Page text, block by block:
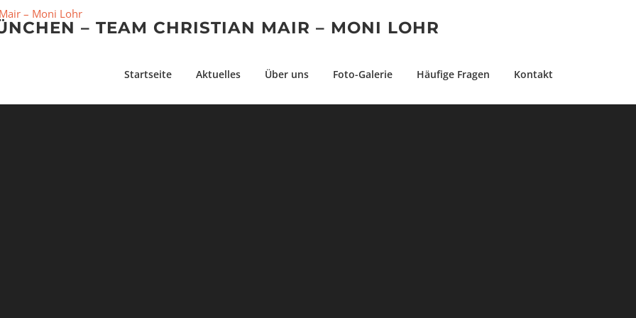
– TEAM CHRISTIAN MAIR – MONI LOHR
Startseite Aktuelles Über uns Foto-Galerie Häufige Fragen Kontakt